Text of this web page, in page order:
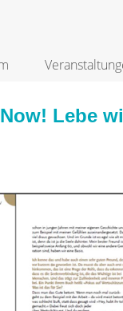
Lebe